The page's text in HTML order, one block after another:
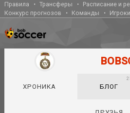
Правила Трансферы
Расписание и
Конкурс прогнозов
Команды Игроки
ХРОНИКА БЛОГ